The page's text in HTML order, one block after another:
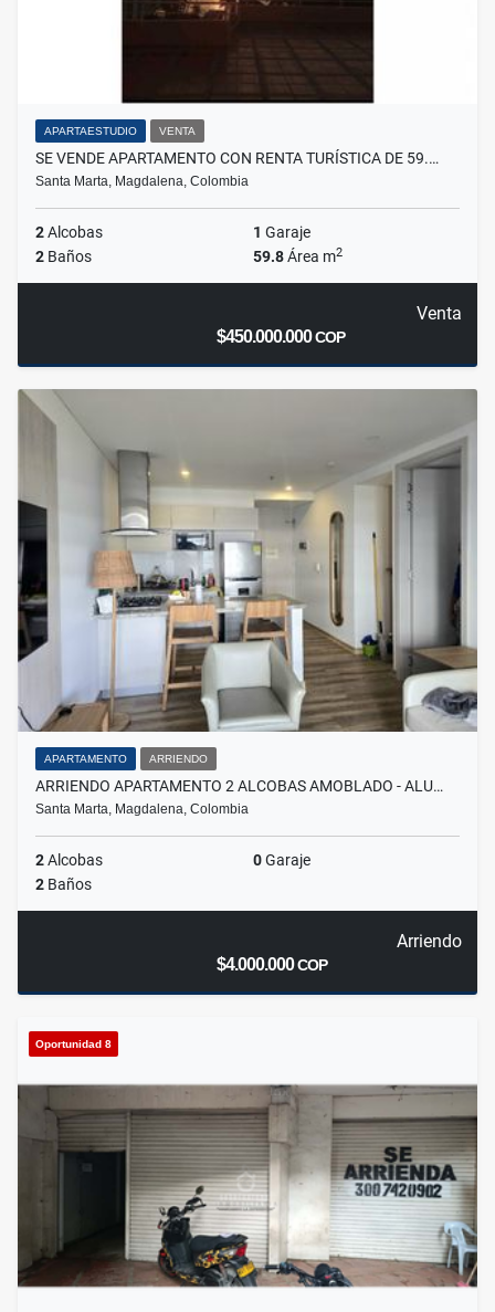
APARTAESTUDIO VENTA
SE VENDE APARTAMENTO CON RENTA TURÍSTICA DE 59.…
Santa Marta, Magdalena, Colombia
2Alcobas 1 Garaje
2 Baños 59.8Área m2
Venta
$450.000.000COP
APARTAMENTO ARRIENDO
ARRIENDO APARTAMENTO 2 ALCOBAS AMOBLADO - ALU…
Santa Marta, Magdalena, Colombia
2Alcobas 0Garaje
2 Baños
Arriendo
$4.000.000COP
Oportunidad 8